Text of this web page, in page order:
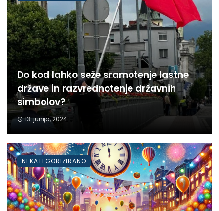
Do kod lahko seže sramotenje lastne
države in razvrednotenje državnih
simbolov?
13. junija, 2024
NEKATEGORIZIRANO